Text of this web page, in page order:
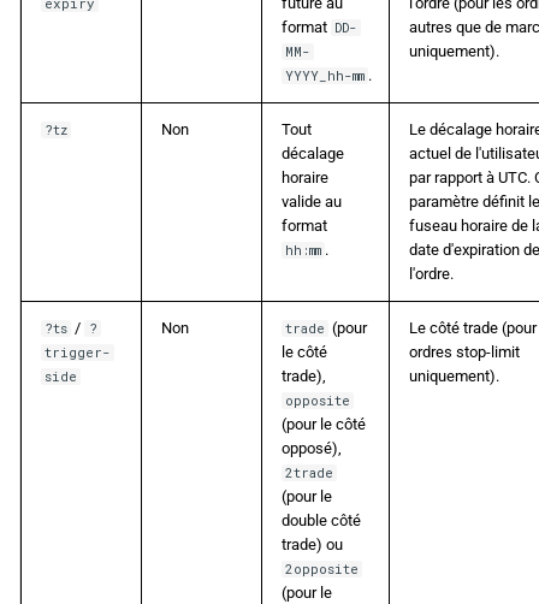
expiry
format DD-
MM-
YYYY_hh-mm .
autres que de
uniquement).
?tz Non
Tout
décalage
horaire
valide au
format
hh:mm .
Le décalage
actuel de
par rapport à UTC.
paramètre définit le
fuseau horaire de
date d'expiration de
l'ordre.
?ts / ?
trigger-
side
Non trade (pour
le côté
trade),
opposite
(pour le côté
opposé),
2trade
(pour le
double côté
trade) ou
2opposite
(pour le
Le côté trade
ordres stop-limit
uniquement).